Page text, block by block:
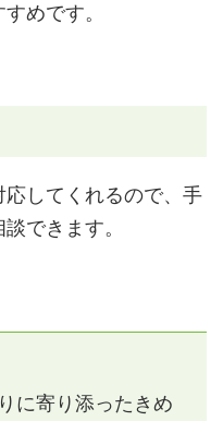
めです。
してくれるので、手
できます。
に寄り添ったきめ